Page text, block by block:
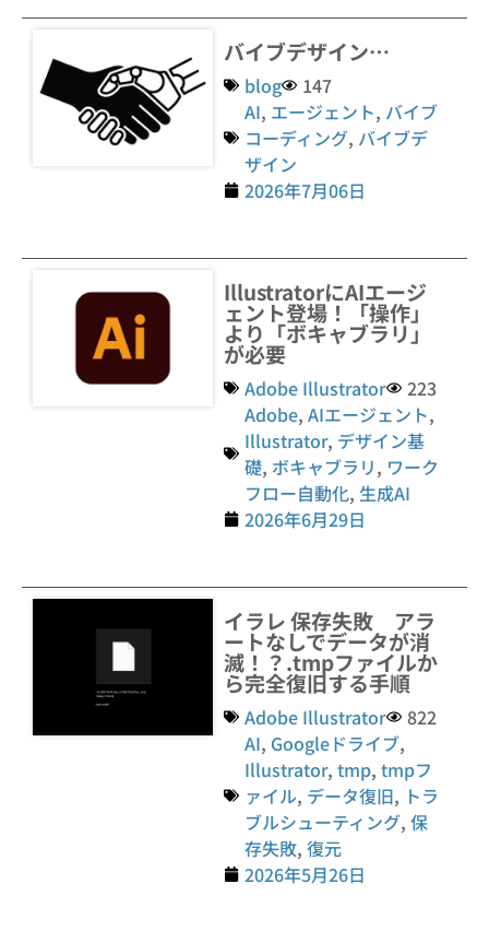
バイブデザイン…
blog
147
AI, エージェント, バイブ
コーディング, バイブデ
ザイン
2026年7月06日
IllustratorにAIエージ
ェント登場！「操作」
より「ボキャブラリ」
が必要
Adobe Illustrator
223
Adobe,AIエージェント,
Illustrator, デザイン基
礎, ボキャブラリ, ワーク
フロー自動化, 生成AI
2026年6月29日
イラレ 保存失敗 アラ
ートなしでデータが消
滅！？.tmpファイルか
ら完全復旧する手順
Adobe Illustrator
822
AI, Googleドライブ,
Illustrator,tmp,tmpフ
ァイル, データ復旧, トラ
ブルシューティング,保
存失敗,復元
2026年5月26日